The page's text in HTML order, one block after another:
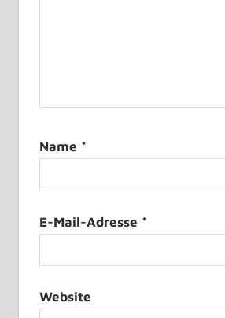
Name *
E-Mail-Adresse *
Website